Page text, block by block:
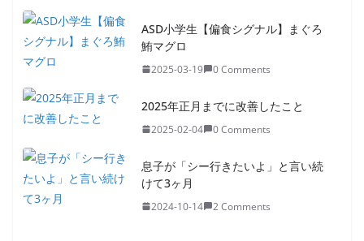
ASD小学生【偏食シグナル】まぐろ
鮪マグロ
2025-03-19 0 Comments
2025年正月までに改善したこと
2025-02-04 0 Comments
息子が「シー行きたいよ」と言い続
けて3ヶ月
2024-10-14 2 Comments